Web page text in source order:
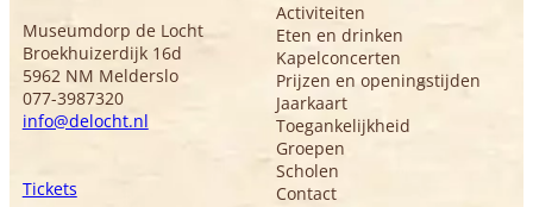
Museumdorp de Locht
Broekhuizerdijk 16d
5962 NM Melderslo
077-3987320
info@delocht.nl
Tickets
Activiteiten
Eten en drinken
Kapelconcerten
Prijzen en openingstijden
Jaarkaart
Toegankelijkheid
Groepen
Scholen
Contact